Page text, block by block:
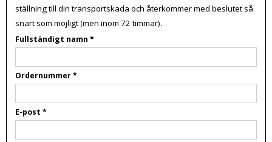
ställning till din transportskada och återkommer med beslutet så
snart som möjligt (men inom 72 timmar).
Fullständigt namn *
Ordernummer*
E-post *